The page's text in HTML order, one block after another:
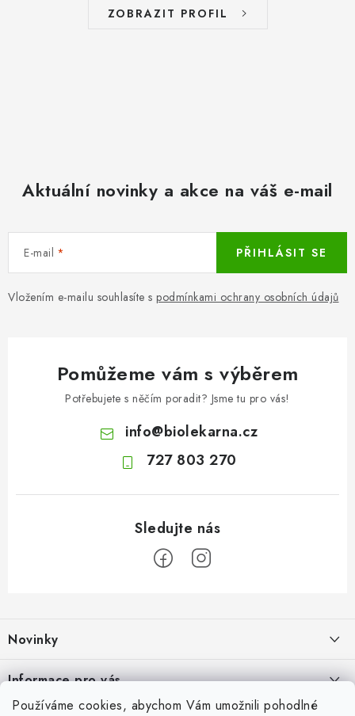
Používáme cookies, abychom Vám umožnili pohodlné
ZOBRAZIT PROFIL
Aktuální novinky a akce na váš e-mail
E-mail
Vložením e-mailu souhlasíte s podmínkami ochrany osobních údajů
PŘIHLÁSIT SE
Pomůžeme vám s výběrem
Potřebujete s něčím poradit? Jsme tu pro vás!
info@biolekarna.cz
727 803 270
p
a
t
Novinky
Olivový olej při zácpě: co ukazují klinické studie?
Informace pro vás
Odborný garant MUDr. Monika Klaudysová